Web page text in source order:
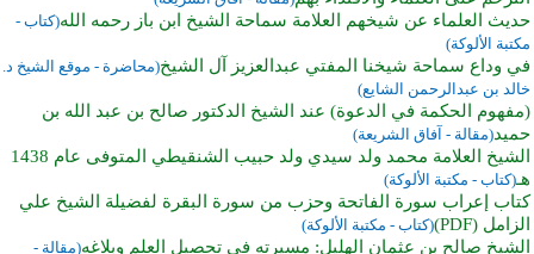
حديث العلماء عن شيخهم العلامة سماحة الشيخ ابن باز رحمه الله(كتاب -
مكتبة الألوكة)
في وداع سماحة شيخنا المفتي عبدالعزيز آل الشيخ(محاضرة - موقع الشيخ د.
خالد بن عبدالرحمن الشايع)
(مفهوم الحكمة في الدعوة) عند الشيخ الدكتور صالح بن عبد الله بن
حميد(مقالة - آفاق الشريعة)
الشيخ العلامة محمد ولد سيدي ولد حبيب الشنقيطي المتوفى عام 1438
هـ(كتاب - مكتبة الألوكة)
كتاب إعراب سورة الفاتحة وحزب من سورة البقرة لفضيلة الشيخ علي
الزامل (PDF)
(كتاب - مكتبة الألوكة)
الشيخ صالح بن عثمان الهليل: مسيرته في تحصيل العلم وبلاغه(مقالة -